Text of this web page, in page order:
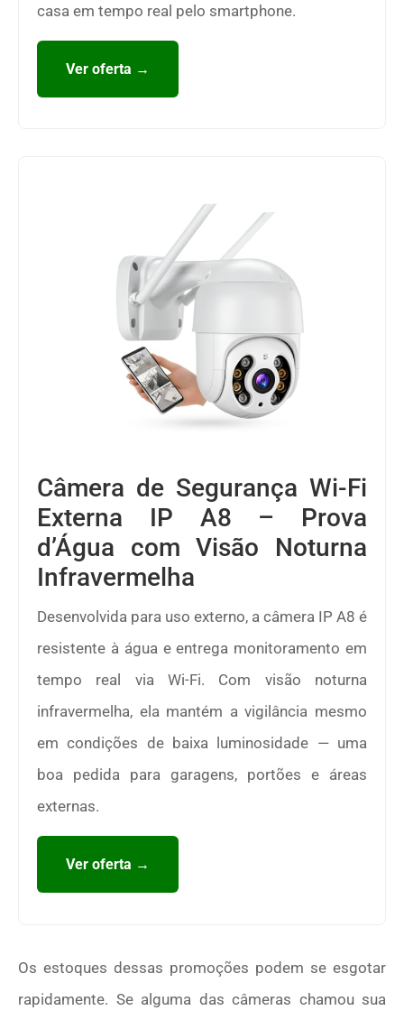
casa em tempo real pelo smartphone.
Ver oferta →
Câmera de Segurança Wi-Fi
Externa IP A8 – Prova
d’Água com Visão Noturna
Infravermelha
Desenvolvida para uso externo, a câmera IP A8 é
resistente à água e entrega monitoramento em
tempo real via Wi-Fi. Com visão noturna
infravermelha, ela mantém a vigilância mesmo
em condições de baixa luminosidade — uma
boa pedida para garagens, portões e áreas
externas.
Ver oferta →
Os estoques dessas promoções podem se esgotar
rapidamente. Se alguma das câmeras chamou sua